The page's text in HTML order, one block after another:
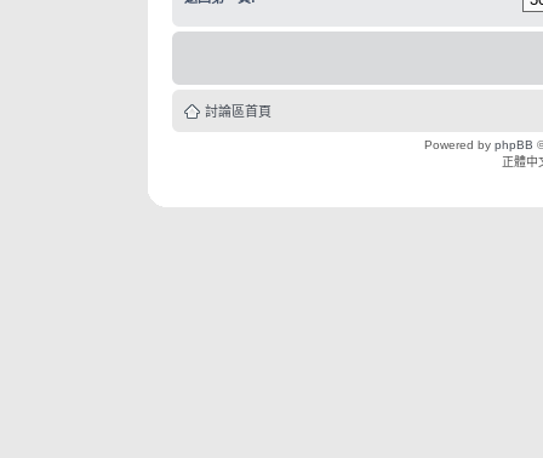
討論區首頁
Powered by phpBB
正體中